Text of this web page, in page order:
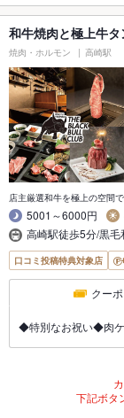
和牛焼肉と極上牛
焼肉・ホルモン 高崎駅
店主厳選和牛を極上の空間
5001～6000円
高崎駅徒歩5分/黒
口コミ投稿特典対象店
クー
◆特別なお祝い◆肉ケ
下記ボタ